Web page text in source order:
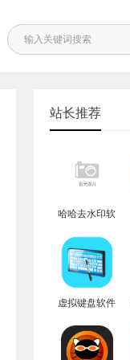
站长推荐
哈哈去水印软
虚拟键盘软件